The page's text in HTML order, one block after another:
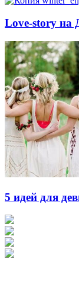
Love-story на
5 идей для